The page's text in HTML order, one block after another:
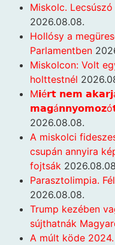
Miskolc.
2026.08.08.
Hollósy a
Parlamentben
Miskolcon: Volt
holttestnél
M𝗶é𝗿𝘁 𝗻𝗲𝗺
𝗺𝗮𝗴á𝗻𝗻𝘆𝗼𝗺𝗼𝘇ó𝘁
2026.08.08.
A miskolci
csupán annyira
fojtsák
Parasztolimpia.
2026.08.08.
Trump kezében
sújthatnák
A múlt köde